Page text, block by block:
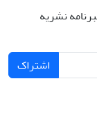
نشریه
اشتراک